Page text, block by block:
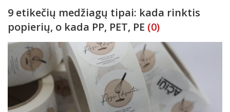
9 etikečių medžiagų tipai: kada rinktis
popierių, o kada PP, PET, PE (0)